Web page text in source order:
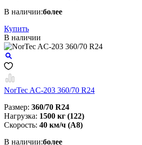
В наличии:более
Купить
В наличии
NorTec AC-203 360/70 R24
Размер: 360/70 R24
Нагрузка: 1500 кг (122)
Скорость: 40 км/ч (А8)
В наличии:более